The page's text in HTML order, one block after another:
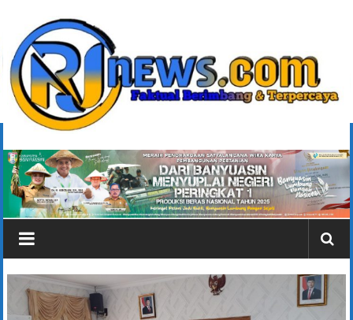
konten
rjonlinenews.com
Faktual
Berimbang
dan
Terpercaya